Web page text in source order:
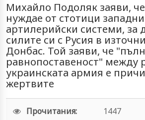
Михайло Подоляк заяви,
нуждае от стотици западни
артилерийски системи, за
силите си с Русия в
Донбас. Той заяви, че
равнопоставеност" между
украинската армия е
жертвите
Прочитания:
1447